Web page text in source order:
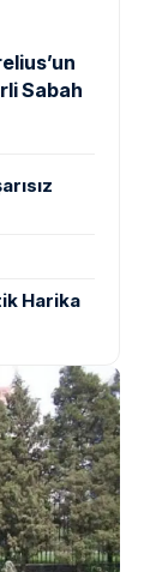
Sabah
Harika